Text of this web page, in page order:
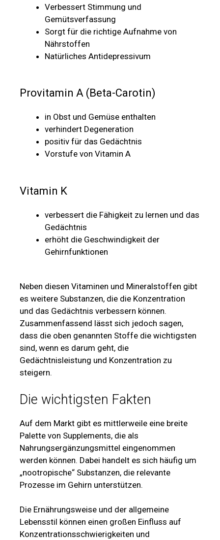
Verbessert Stimmung und
Gemütsverfassung
Sorgt für die richtige Aufnahme von
Nährstoffen
Natürliches Antidepressivum
Provitamin A (Beta-Carotin)
in Obst und Gemüse enthalten
verhindert Degeneration
positiv für das Gedächtnis
Vorstufe von Vitamin A
Vitamin K
verbessert die Fähigkeit zu lernen und das
Gedächtnis
erhöht die Geschwindigkeit der
Gehirnfunktionen
Neben diesen Vitaminen und Mineralstoffen gibt
es weitere Substanzen, die die Konzentration
und das Gedächtnis verbessern können.
Zusammenfassend lässt sich jedoch sagen,
dass die oben genannten Stoffe die wichtigsten
sind, wenn es darum geht, die
Gedächtnisleistung und Konzentration zu
steigern.
Die wichtigsten Fakten
Auf dem Markt gibt es mittlerweile eine breite
Palette von Supplements, die als
Nahrungsergänzungsmittel eingenommen
werden können. Dabei handelt es sich häufig um
„nootropische“ Substanzen, die relevante
Prozesse im Gehirn unterstützen.
Die Ernährungsweise und der allgemeine
Lebensstil können einen großen Einfluss auf
Konzentrationsschwierigkeiten und